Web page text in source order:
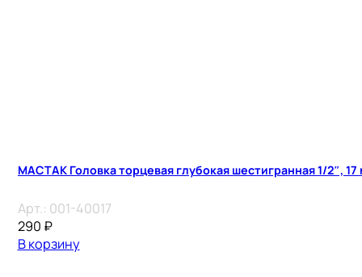
МАСТАК Головка торцевая глубокая шестигранная 1/2″, 17
Арт.: 001-40017
290 ₽
В корзину